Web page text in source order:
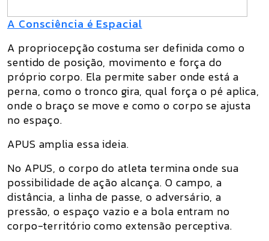
A Consciência é Espacial
A propriocepção costuma ser definida como o
sentido de posição, movimento e força do
próprio corpo. Ela permite saber onde está a
perna, como o tronco gira, qual força o pé aplica,
onde o braço se move e como o corpo se ajusta
no espaço.
APUS amplia essa ideia.
No APUS, o corpo do atleta termina onde sua
possibilidade de ação alcança. O campo, a
distância, a linha de passe, o adversário, a
pressão, o espaço vazio e a bola entram no
corpo-território como extensão perceptiva.